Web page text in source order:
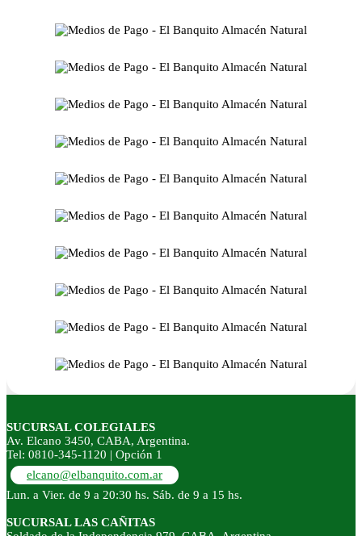
SUCURSAL COLEGIALES
Av. Elcano 3450, CABA, Argentina.
Tel: 0810-345-1120 | Opción 1
elcano@elbanquito.com.ar
Lun. a Vier. de 9 a 20:30 hs. Sáb. de 9 a 15 hs.
SUCURSAL LAS CAÑITAS